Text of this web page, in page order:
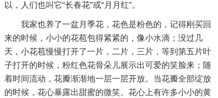
以，人们也叫它“长春花”或“月月红”。
我家也养了一盆月季花，花色是粉色的，记得刚买回
来的时候，小小的花苞包得紧紧的，像小水滴；没过几
天，小花苞慢慢打开了一片，二片，三片，等到第五片叶
子打开的时候，粉红色花骨朵儿展示出可爱的笑脸来；随
着时间流动，花瓣渐渐地一层一层开放。当花瓣全部绽放
的时候，花心暴露出甜蜜的微笑。花心上有许多小小的黄